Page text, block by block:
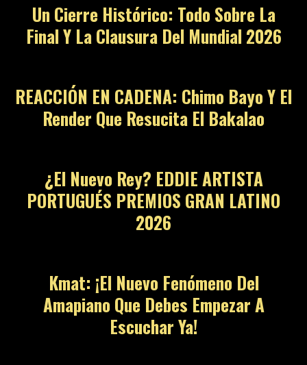
Un Cierre Histórico: Todo Sobre La
Final Y La Clausura Del Mundial 2026
10
REACCIÓN EN CADENA: Chimo Bayo Y El
Render Que Resucita El Bakalao
11
¿El Nuevo Rey? EDDIE ARTISTA
PORTUGUÉS PREMIOS GRAN LATINO
2026
Kmat: ¡El Nuevo Fenómeno Del
Amapiano Que Debes Empezar A
Escuchar Ya!